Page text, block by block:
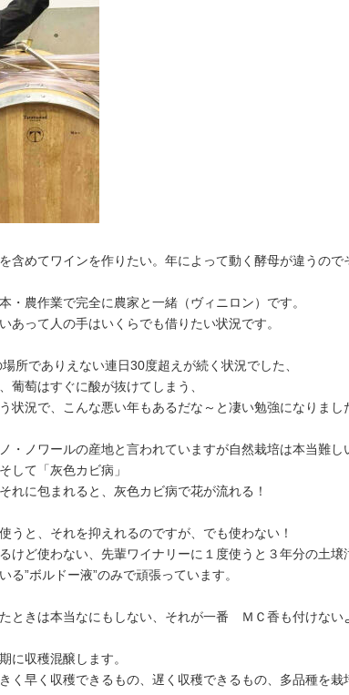
含めてワインを作りたい。年によって動く酵母が違うの
・農作業で完全に農家と一緒（ヴィニロン）です。
あって人の手はいくらでも借りたい状況です。
所でありえない連日30度超えが続く状況でした、
葡萄はすぐに酸が抜けてしまう、
状況で、こんな悪い年もあるだな～と凄い勉強になりまし
・ノワールの産地と言われていますが自然栽培は本当難
して「灰色カビ病」
れに包まれると、灰色カビ病で花が流れる！
うと、それを抑えれるのですが、でも使わない！
けど使わない、先輩ワイナリーに１度使うと３年分の土
る”ボルドー液”のみで頑張っています。
ときは本当なにもしない、それが一番 ＭＣ香も付けない
に収穫混醸します。
く早く収穫できるもの、遅く収穫できるもの、多品種を